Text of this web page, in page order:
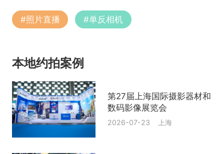
#照片直播 #单反相机
本地约拍案例
第27届上海国际摄影器材和
数码影像展览会
2026-07-23 上海